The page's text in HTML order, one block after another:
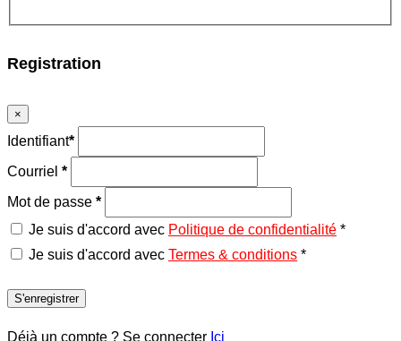
Registration
×
Identifiant*
Courriel *
Mot de passe *
Je suis d'accord avec Politique de confidentialité *
Je suis d'accord avec Termes & conditions *
S'enregistrer
Déjà un compte ? Se connecter Ici